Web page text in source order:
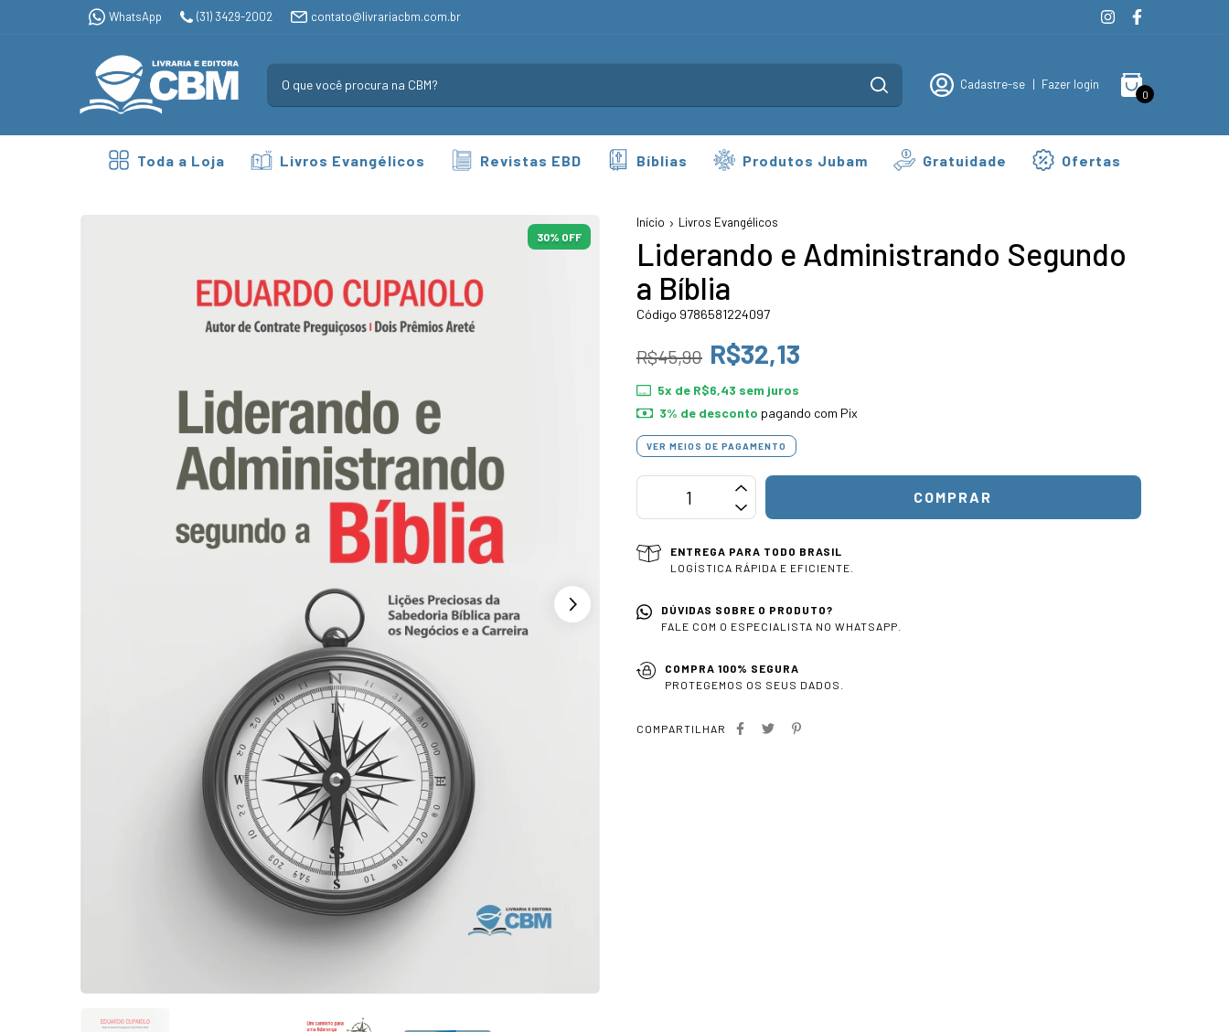
WhatsApp (31) 3429-2002 contato@livrariacbm.com.br
Cadastre-se | Fazer login
0
Toda a Loja Livros Evangélicos Revistas EBD Bíblias Produtos Jubam Gratuidade Ofertas
30% OFF
Início Livros Evangélicos
Liderando e Administrando Segundo
a Bíblia
Código 9786581224097
R$45,90 R$32,13
5x de R$6,43 sem juros
3% de desconto pagando com Pix
VER MEIOS DE PAGAMENTO
ENTREGA PARA TODO BRASIL
LOGÍSTICA RÁPIDA E EFICIENTE.
DÚVIDAS SOBRE O PRODUTO?
FALE COM O ESPECIALISTA NO WHATSAPP.
COMPRA 100% SEGURA
PROTEGEMOS OS SEUS DADOS.
COMPARTILHAR